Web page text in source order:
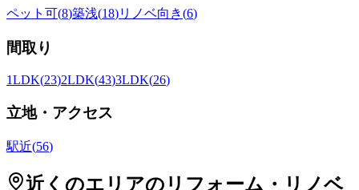
ペット可(8)築浅(18)リノベ向き(6)
間取り
1LDK(23)2LDK(43)3LDK(26)
立地・アクセス
駅近(56)
近くのエリアの リフォーム・リノベ